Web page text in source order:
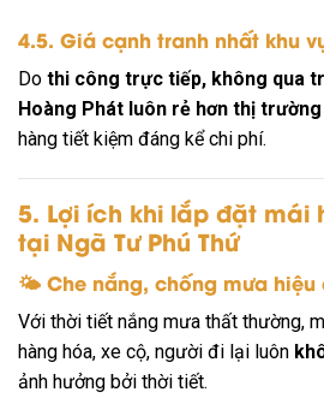
4.5. Giá cạnh tranh nhất khu
Do thi công trực tiếp, không qua
Hoàng Phát luôn rẻ hơn thị trường
hàng tiết kiệm đáng kể chi phí.
5. Lợi ích khi lắp đặt mái
tại Ngã Tư Phú Thứ
🌤 Che nắng, chống mưa hiệu
Với thời tiết nắng mưa thất thường,
hàng hóa, xe cộ, người đi lại luôn
ảnh hưởng bởi thời tiết.